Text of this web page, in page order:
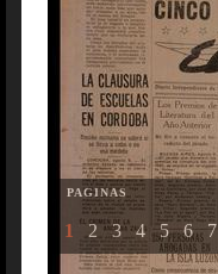
PAGINAS
1 2 3 4 5 6 7